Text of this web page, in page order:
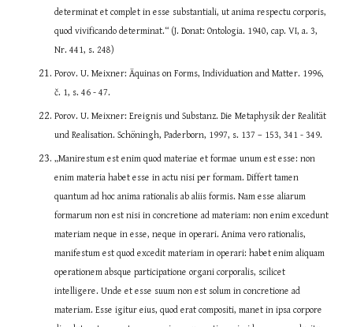
determinat et complet in esse substantiali, ut anima respectu corporis,
quod vivificando determinat.“ (J. Donat: Ontologia. 1940, cap. VI, a. 3,
Nr. 441, s. 248)
Porov. U. Meixner: Äquinas on Forms, Individuation and Matter. 1996,
č. 1, s. 46 - 47.
Porov. U. Meixner: Ereignis und Substanz. Die Metaphysik der Realität
und Realisation. Schöningh, Paderborn, 1997, s. 137 – 153, 341 - 349.
„Manirestum est enim quod materiae et formae unum est esse: non
enim materia habet esse in actu nisi per formam. Differt tamen
quantum ad hoc anima rationalis ab aliis formis. Nam esse aliarum
formarum non est nisi in concretione ad materiam: non enim excedunt
materiam neque in esse, neque in operari. Anima vero rationalis,
manifestum est quod excedit materiam in operari: habet enim aliquam
operationem absque participatione organi corporalis, scilicet
intelligere. Unde et esse suum non est solum in concretione ad
materiam. Esse igitur eius, quod erat compositi, manet in ipsa corpore